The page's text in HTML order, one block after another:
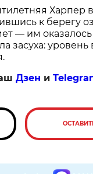
Харпер
к берегу
— им
засуха: уровень
Дзен и